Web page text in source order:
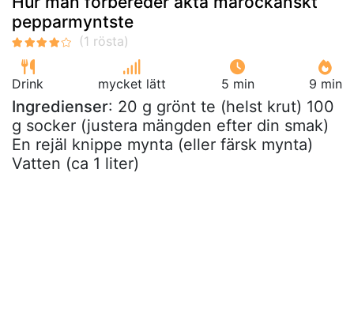
pepparmyntste
Drink mycket lätt 5 min 9 min
Ingredienser: 20 g grönt te (helst krut) 100
g socker (justera mängden efter din smak)
En rejäl knippe mynta (eller färsk mynta)
Vatten (ca 1 liter)